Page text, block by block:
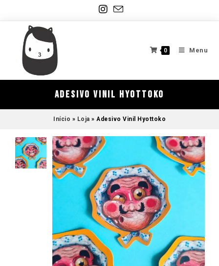
0 Menu
Adesivo Vinil Hyottoko
Início » Loja » Adesivo Vinil Hyottoko